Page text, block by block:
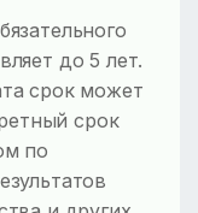
до 5 лет.
срок может
срок
по